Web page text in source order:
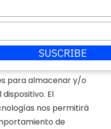
utilizamos
para almacenar y/o
El
nos permitirá
de
SUSCRIBE